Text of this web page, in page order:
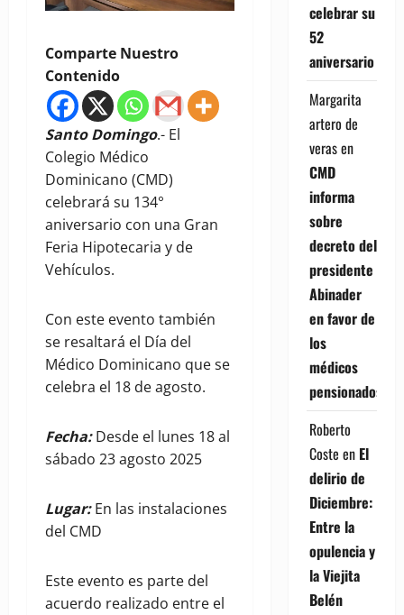
Comparte Nuestro
Contenido
Santo Domingo.- El
Colegio Médico
Dominicano (CMD)
celebrará su 134°
aniversario con una Gran
Feria Hipotecaria y de
Vehículos.
Con este evento también
se resaltará el Día del
Médico Dominicano que se
celebra el 18 de agosto.
Fecha:Desde el lunes 18 al
sábado 23 agosto 2025
Lugar:En las instalaciones
del CMD
Este evento es parte del
acuerdo realizado entre el
celebrar su
52
aniversario
Margarita
artero de
verasen
CMD
informa
sobre
decreto del
presidente
Abinader
en favor de
los
médicos
pensionados
Roberto
Coste en El
delirio de
Diciembre:
Entre la
opulencia y
la Viejita
Belén